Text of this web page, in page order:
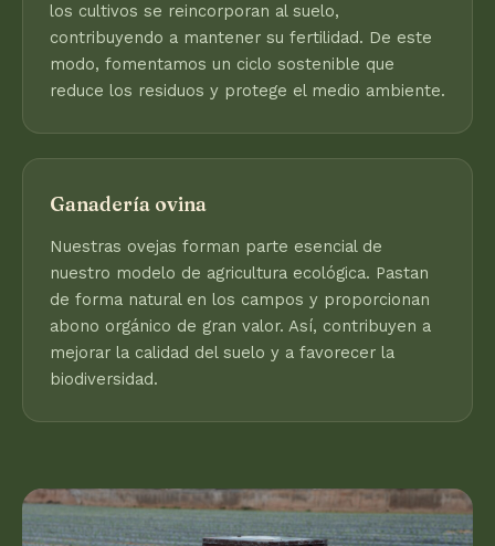
los cultivos se reincorporan al suelo,
contribuyendo a mantener su fertilidad. De este
modo, fomentamos un ciclo sostenible que
reduce los residuos y protege el medio ambiente.
Ganadería ovina
Nuestras ovejas forman parte esencial de
nuestro modelo de agricultura ecológica. Pastan
de forma natural en los campos y proporcionan
abono orgánico de gran valor. Así, contribuyen a
mejorar la calidad del suelo y a favorecer la
biodiversidad.